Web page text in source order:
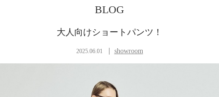
BLOG
大人向けショートパンツ！
2025.06.01 showroom